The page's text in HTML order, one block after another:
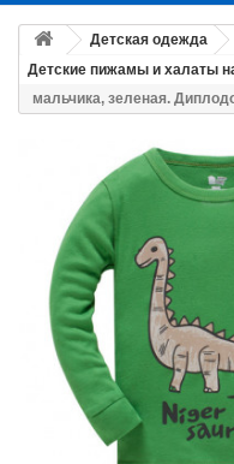
Детская одежда
Детские пижамы и халаты
мальчика, зеленая.